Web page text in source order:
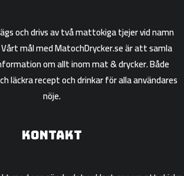
och drivs av två mattokiga tjejer vid namn
mål med MatochDrycker.se är att samla
om allt inom mat & drycker. Både
läckra recept och drinkar för alla användares
nöje.
Kontakt